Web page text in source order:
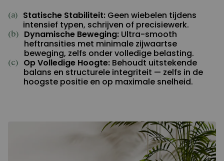
(a) Statische Stabiliteit: Geen wiebelen tijdens
intensief typen, schrijven of precisiewerk.
(b) Dynamische Beweging: Ultra-smooth
heftransities met minimale zijwaartse
beweging, zelfs onder volledige belasting.
(c) Op Volledige Hoogte: Behoudt uitstekende
balans en structurele integriteit — zelfs in de
hoogste positie en op maximale snelheid.